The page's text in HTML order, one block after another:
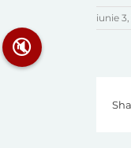
iunie
🔇